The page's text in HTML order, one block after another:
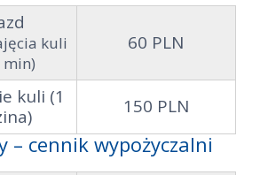
kuli
60 PLN
kuli (1
150 PLN
– cennik wypożyczalni